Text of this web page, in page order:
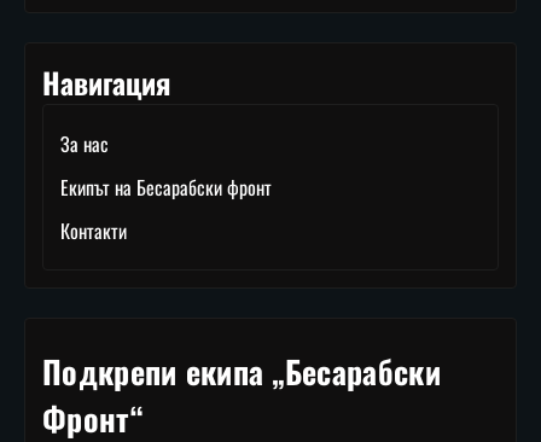
Навигация
За нас
Екипът на Бесарабски фронт
Контакти
Подкрепи екипа „Бесарабски
Фронт“